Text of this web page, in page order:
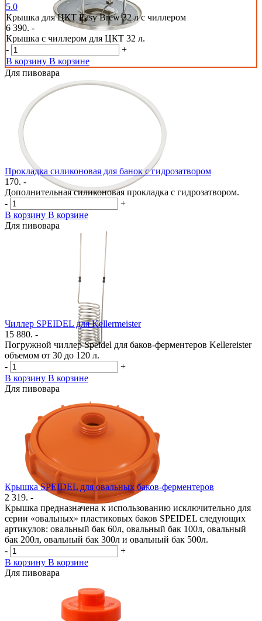
5.0
Крышка для ЦКТ Easy Brew 32 л с чиллером
6 390. -
Крышка с чиллером для ЦКТ 32 л.
-
+
В корзину В корзине
Для пивовара
Прокладка силиконовая для банок с гидрозатвором
170. -
Дополнительная силиконовая прокладка с гидрозатвором.
-
+
В корзину В корзине
Для пивовара
Чиллер SPEIDEL для Kellermeister
15 880. -
Погружной чиллер Speidel для баков-ферментеров Kellereister
объемом от 30 до 120 л.
-
+
В корзину В корзине
Для пивовара
Крышка SPEIDEL для овальных баков-ферментеров
2 319. -
Крышка предназначена к использованию исключительно для
серии «овальных» пластиковых баков SPEIDEL следующих
артикулов: овальный бак 60л, овальный бак 100л, овальный
бак 200л, овальный бак 300л и овальный бак 500л.
-
+
В корзину В корзине
Для пивовара